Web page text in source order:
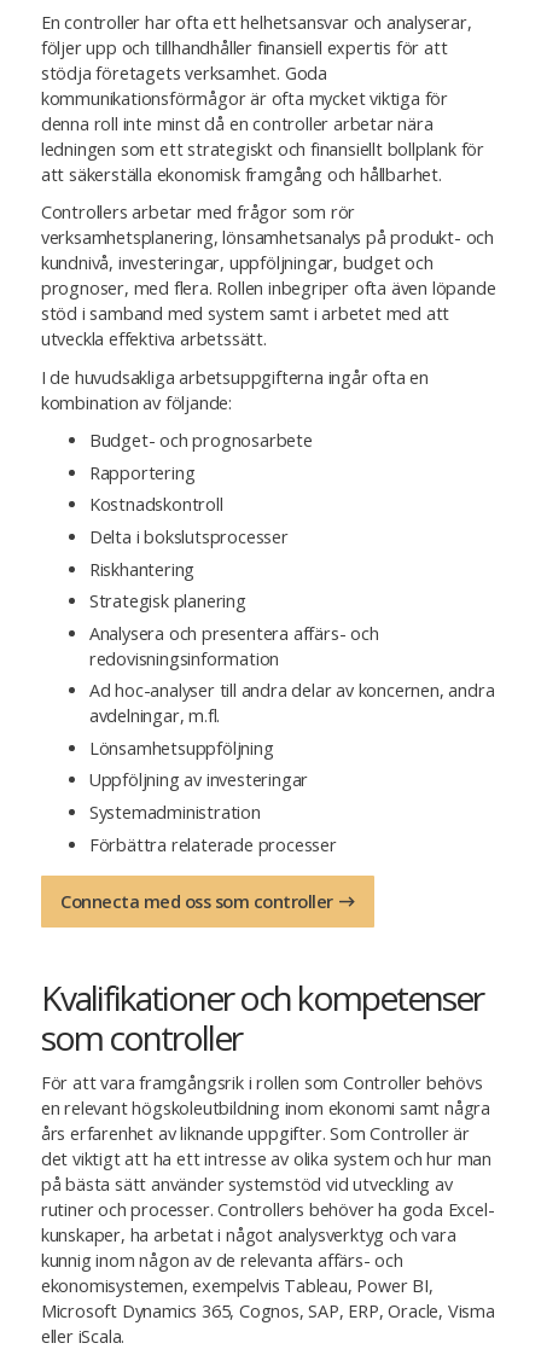
En controller har ofta ett helhetsansvar och analyserar,
följer upp och tillhandhåller finansiell expertis för att
stödja företagets verksamhet. Goda
kommunikationsförmågor är ofta mycket viktiga för
denna roll inte minst då en controller arbetar nära
ledningen som ett strategiskt och finansiellt bollplank för
att säkerställa ekonomisk framgång och hållbarhet.
Controllers arbetar med frågor som rör
verksamhetsplanering, lönsamhetsanalys på produkt- och
kundnivå, investeringar, uppföljningar, budget och
prognoser, med flera. Rollen inbegriper ofta även löpande
stöd i samband med system samt i arbetet med att
utveckla effektiva arbetssätt.
I de huvudsakliga arbetsuppgifterna ingår ofta en
kombination av följande:
Budget- och prognosarbete
Rapportering
Kostnadskontroll
Delta i bokslutsprocesser
Riskhantering
Strategisk planering
Analysera och presentera affärs- och
redovisningsinformation
Ad hoc-analyser till andra delar av koncernen, andra
avdelningar, m.fl.
Lönsamhetsuppföljning
Uppföljning av investeringar
Systemadministration
Förbättra relaterade processer
Connecta med oss som controller
Kvalifikationer och kompetenser
som controller
För att vara framgångsrik i rollen som Controller behövs
en relevant högskoleutbildning inom ekonomi samt några
års erfarenhet av liknande uppgifter. Som Controller är
det viktigt att ha ett intresse av olika system och hur man
på bästa sätt använder systemstöd vid utveckling av
rutiner och processer. Controllers behöver ha goda Excel-
kunskaper, ha arbetat i något analysverktyg och vara
kunnig inom någon av de relevanta affärs- och
ekonomisystemen, exempelvis Tableau, Power BI,
Microsoft Dynamics 365, Cognos, SAP, ERP, Oracle, Visma
eller iScala.